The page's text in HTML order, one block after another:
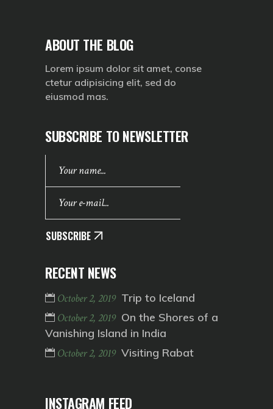
ABOUT THE BLOG
Lorem ipsum dolor sit amet, conse
ctetur adipisicing elit, sed do
eiusmod mas.
SUBSCRIBE TO NEWSLETTER
SUBSCRIBE
RECENT NEWS
October 2, 2019 Trip to Iceland
October 2, 2019 On the Shores of a
Vanishing Island in India
October 2, 2019 Visiting Rabat
INSTAGRAM FEED